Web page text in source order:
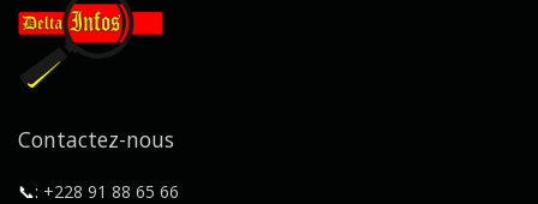
Contactez-nous
📞: +228 91 88 65 66